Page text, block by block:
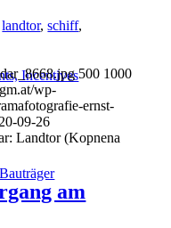
Incentives
landtor,schiff,
500 1000
wp-
ernst-
09-26
Landtor (Kopnena
am